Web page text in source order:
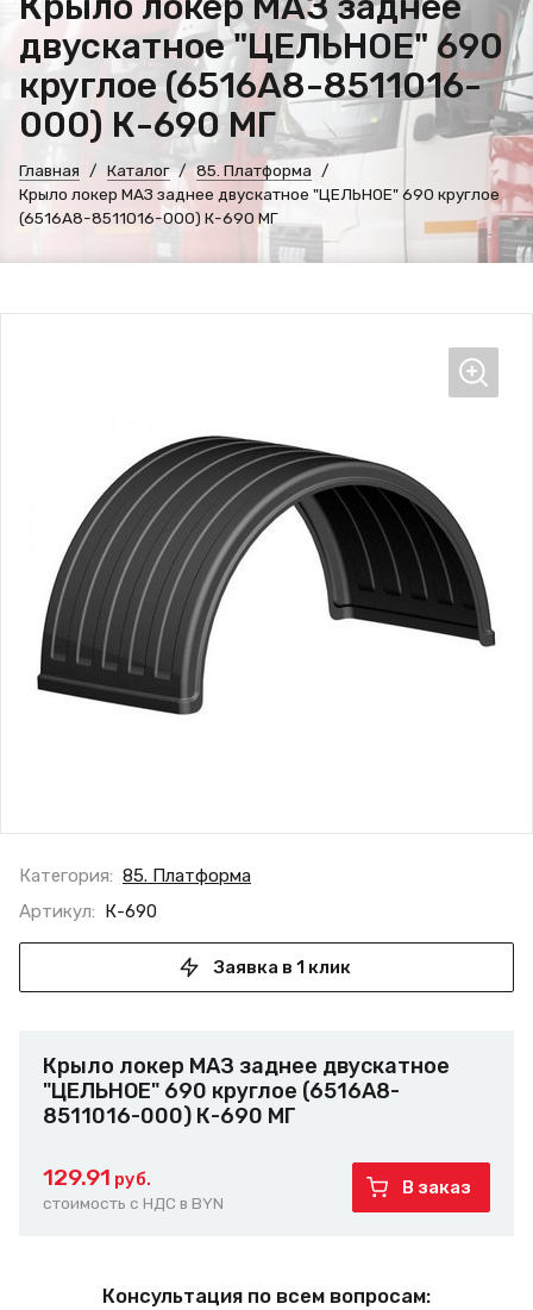
двускатное "ЦЕЛЬНОЕ" 690
круглое (6516А8-8511016-
000) К-690 МГ
Главная Каталог
85. Платформа
Крыло локер МАЗ заднее двускатное "ЦЕЛЬНОЕ" 690 круглое
(6516А8-8511016-000) К-690 МГ
Категория: 85. Платформа
Артикул:
К-690
Заявка в 1 клик
Крыло локер МАЗ заднее двускатное
"ЦЕЛЬНОЕ" 690 круглое (6516А8-
8511016-000) К-690 МГ
129.91 руб.
стоимость с НДС в BYN
В заказ
Консультация по всем вопросам: